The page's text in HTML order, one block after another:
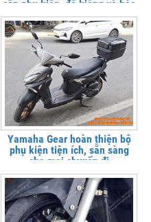
cấp phụ kiện, độ kiểng và bảo
vệ xe tại
Yamaha Gear hoàn thiện bộ
phụ kiện tiện ích, sẵn sàng
cho mọi chuyến đi